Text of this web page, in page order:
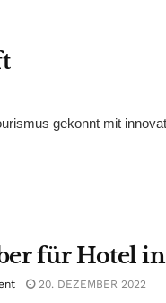
gekonnt mit
für Hotel
20. DEZEMBER 2022